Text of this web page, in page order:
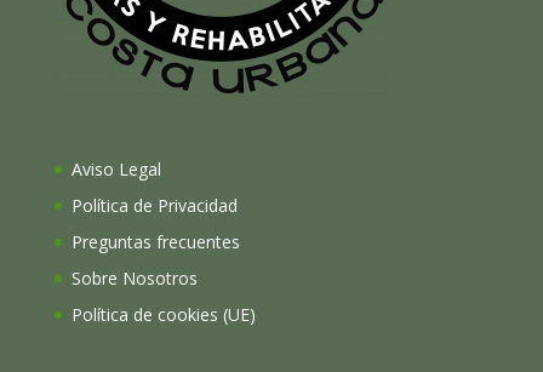
Aviso Legal
Política de Privacidad
Preguntas frecuentes
Sobre Nosotros
Política de cookies (UE)